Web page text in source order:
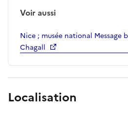
Voir aussi
Nice ; musée national Message
Chagall
Localisation